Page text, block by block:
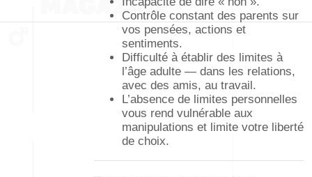
Contrôle constant des parents sur
vos pensées, actions et
sentiments.
Difficulté à établir des limites à
l’âge adulte — dans les relations,
avec des amis, au travail.
L’absence de limites personnelles
vous rend vulnérable aux
manipulations et limite votre liberté
de choix.